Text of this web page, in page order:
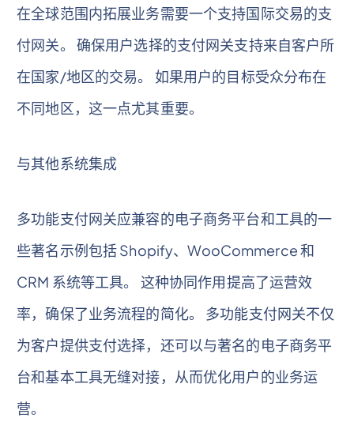
在全球范围内拓展业务需要一个支持国际交易的支
付网关。 确保用户选择的支付网关支持来自客户所
在国家/地区的交易。 如果用户的目标受众分布在
不同地区，这一点尤其重要。
与其他系统集成
多功能支付网关应兼容的电子商务平台和工具的一
些著名示例包括 Shopify、WooCommerce 和
CRM 系统等工具。 这种协同作用提高了运营效
率，确保了业务流程的简化。 多功能支付网关不仅
为客户提供支付选择，还可以与著名的电子商务平
台和基本工具无缝对接，从而优化用户的业务运
营。